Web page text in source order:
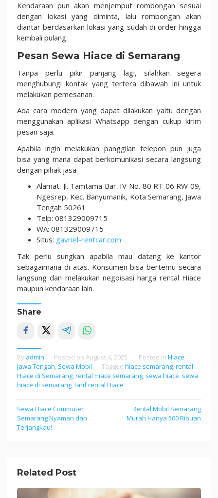
Kendaraan pun akan menjemput rombongan sesuai
dengan lokasi yang diminta, lalu rombongan akan
diantar berdasarkan lokasi yang sudah di order hingga
kembali pulang.
Pesan Sewa Hiace di Semarang
Tanpa perlu pikir panjang lagi, silahkan segera
menghubungi kontak yang tertera dibawah ini untuk
melakukan pemesanan.
Ada cara modern yang dapat dilakukan yaitu dengan
menggunakan aplikasi Whatsapp dengan cukup kirim
pesan saja.
Apabila ingin melakukan panggilan telepon pun juga
bisa yang mana dapat berkomunikasi secara langsung
dengan pihak jasa.
Alamat: Jl. Tamtama Bar. IV No. 80 RT 06 RW 09,
Ngesrep, Kec. Banyumanik, Kota Semarang, Jawa
Tengah 50261
Telp: 081329009715
WA: 081329009715
Situs: gavriel-rentcar.com
Tak perlu sungkan apabila mau datang ke kantor
sebagaimana di atas. Konsumen bisa bertemu secara
langsung dan melakukan negoisasi harga rental Hiace
maupun kendaraan lain.
Share
By admin Posted on August 4, 2025 Posted in Hiace,
Jawa Tengah, Sewa Mobil Tagged hiace semarang, rental
Hiace di Semarang, rental Hiace semarang, sewa hiace, sewa
hiace di semarang, tarif rental Hiace
Post
navigation
Sewa Hiace Commuter
Semarang Nyaman dan
Terjangkau!
Rental Mobil Semarang
Murah Hanya 500 Ribuan
Related Post